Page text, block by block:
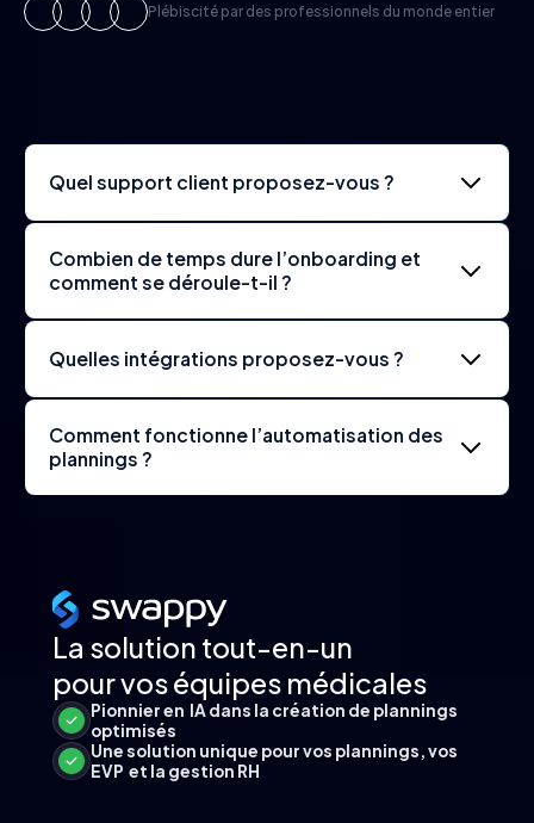
Plébiscité par des professionnels du monde entier
Quel support client proposez-vous ?
Combien de temps dure l’onboarding et
comment se déroule-t-il ?
Quelles intégrations proposez-vous ?
Comment fonctionne l’automatisation des
plannings ?
La solution tout-en-un
pour voséquipes médicales
Pionnier en IA dans la création de plannings
optimisés
Une solution unique pour vos plannings, vos
EVP et la gestion RH